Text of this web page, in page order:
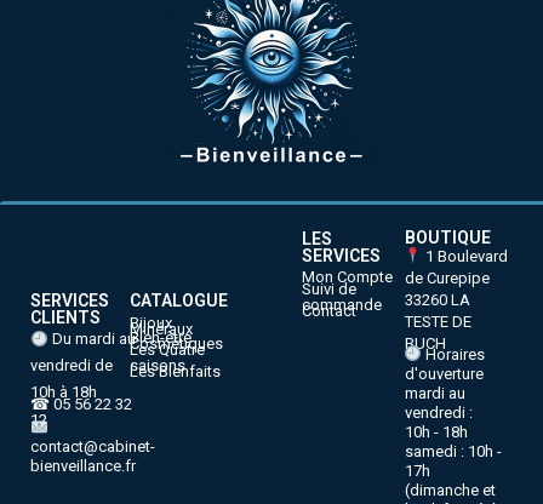
SERVICES
CLIENTS
Du mardi au
vendredi de
10h à 18h
☎ 05 56 22 32
12
contact@cabinet-
bienveillance.fr
CATALOGUE
Bijoux
Minéraux
Bien-être
Cosmétiques
Les Quatre
saisons
Les Bienfaits
LES
SERVICES
Mon Compte
Suivi de
commande
Contact
BOUTIQUE
1 Boulevard
de Curepipe
33260 LA
TESTE DE
BUCH
Horaires
d'ouverture
mardi au
vendredi :
10h - 18h
samedi : 10h -
17h
(dimanche et